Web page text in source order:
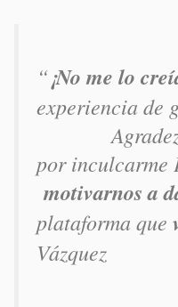
“¡No me lo
experiencia
por inculcarme
motivarnos a
plataforma que
Vázquez